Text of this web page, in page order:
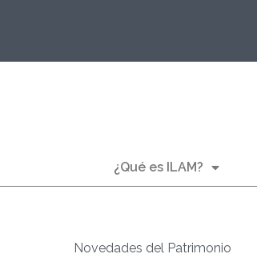
¿Qué es ILAM?
Novedades del Patrimonio